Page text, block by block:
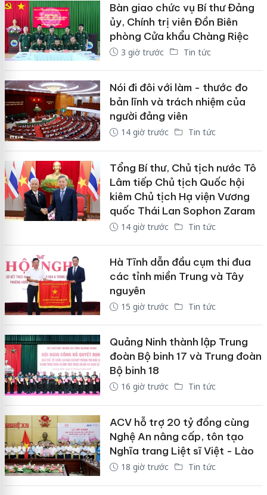
Bàn giao chức vụ Bí thư Đảng
ủy, Chính trị viên Đồn Biên
phòng Cửa khẩu Chàng Riệc
3 giờ trước Tin tức
Nói đi đôi với làm - thước đo
bản lĩnh và trách nhiệm của
người đảng viên
14 giờ trước Tin tức
Tổng Bí thư, Chủ tịch nước Tô
Lâm tiếp Chủ tịch Quốc hội
kiêm Chủ tịch Hạ viện Vương
quốc Thái Lan Sophon Zaram
14 giờ trước Tin tức
Hà Tĩnh dẫn đầu cụm thi đua
các tỉnh miền Trung và Tây
nguyên
15 giờ trước Tin tức
Quảng Ninh thành lập Trung
đoàn Bộ binh 17 và Trung đoàn
Bộ binh 18
16 giờ trước Tin tức
ACV hỗ trợ 20 tỷ đồng cùng
Nghệ An nâng cấp, tôn tạo
Nghĩa trang Liệt sĩ Việt - Lào
18 giờ trước Tin tức